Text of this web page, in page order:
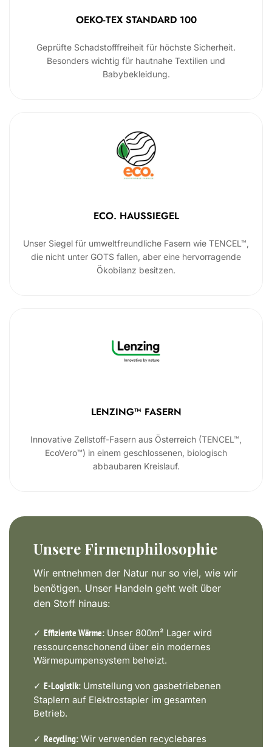
OEKO-TEX STANDARD 100
Geprüfte Schadstofffreiheit für höchste Sicherheit.
Besonders wichtig für hautnahe Textilien und
Babybekleidung.
ECO. HAUSSIEGEL
Unser Siegel für umweltfreundliche Fasern wie TENCEL™,
die nicht unter GOTS fallen, aber eine hervorragende
Ökobilanz besitzen.
LENZING™ FASERN
Innovative Zellstoff-Fasern aus Österreich (TENCEL™,
EcoVero™) in einem geschlossenen, biologisch
abbaubaren Kreislauf.
Unsere Firmenphilosophie
Wir entnehmen der Natur nur so viel, wie wir
benötigen. Unser Handeln geht weit über
den Stoff hinaus:
✓ Effiziente Wärme: Unser 800m² Lager wird
ressourcenschonend über ein modernes
Wärmepumpensystem beheizt.
✓ E-Logistik: Umstellung von gasbetriebenen
Staplern auf Elektrostapler im gesamten
Betrieb.
✓ Recycling: Wir verwenden recyclebares